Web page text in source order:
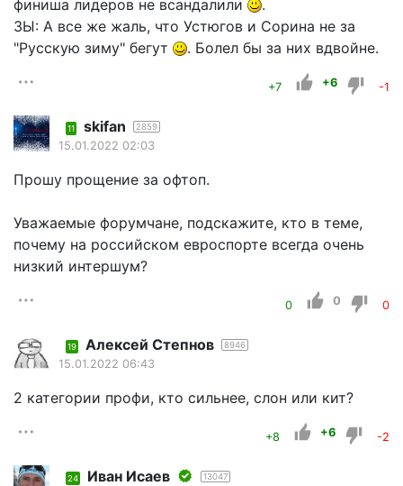
финиша лидеров не всандалили
.
ЗЫ: А все же жаль, что Устюгов и Сорина не за
"Русскую зиму" бегут
. Болел бы за них вдвойне.
+7 +6 -1
11 skifan 2859
15.01.2022 02:03
Прошу прощение за офтоп.
Уважаемые форумчане, подскажите, кто в теме,
почему на российском евроспорте всегда очень
низкий интершум?
0 0 0
19 Алексей Степнов 8946
15.01.2022 06:43
2 категории профи, кто сильнее, слон или кит?
+8 +6 -2
24 Иван Исаев 13047